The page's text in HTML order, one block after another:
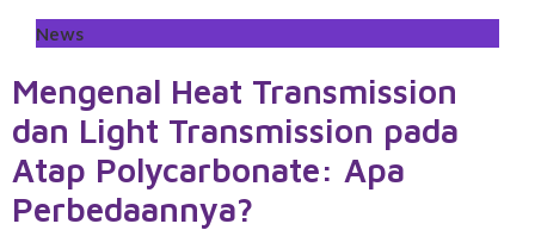
News
Mengenal Heat Transmission
dan Light Transmission pada
Atap Polycarbonate: Apa
Perbedaannya?